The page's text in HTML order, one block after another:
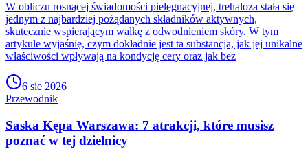
W obliczu rosnącej świadomości pielęgnacyjnej, trehaloza stała się
jednym z najbardziej pożądanych składników aktywnych,
skutecznie wspierającym walkę z odwodnieniem skóry. W tym
artykule wyjaśnię, czym dokładnie jest ta substancja, jak jej unikalne
właściwości wpływają na kondycję cery oraz jak bez
6 sie 2026
Przewodnik
Saska Kępa Warszawa: 7 atrakcji, które musisz
poznać w tej dzielnicy